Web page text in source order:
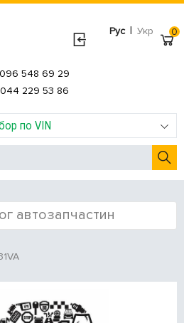
Рус | Укр
по VIN
096 548 69 29
044 229 53 86
0
автозапчастин